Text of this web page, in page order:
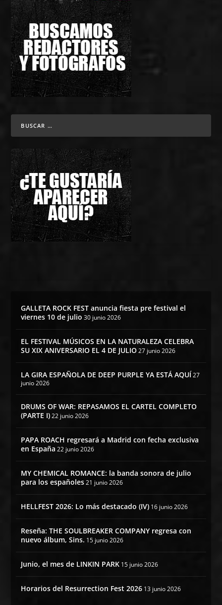
GALLETA ROCK FEST anuncia fiesta pre festival el
viernes 10 de julio 30 junio 2026
EL FESTIVAL MÚSICOS EN LA NATURALEZA CELEBRA
SU XIX ANIVERSARIO EL 4 DE JULIO 27 junio 2026
LA GIRA ESPAÑOLA DE DEEP PURPLE YA ESTÁ AQUÍ 27
junio 2026
DRUMS OF WAR: REPASAMOS EL CARTEL COMPLETO
(PARTE I) 22 junio 2026
PAPA ROACH regresará a Madrid con fecha exclusiva
en España 22 junio 2026
MY CHEMICAL ROMANCE: la banda sonora de julio
para los españoles 21 junio 2026
HELLFEST 2026: Lo más destacado (IV) 16 junio 2026
Reseña: THE SOULBREAKER COMPANY regresa con
nuevo álbum, Sins. 15 junio 2026
Junio, el mes de LINKIN PARK 15 junio 2026
Horarios del Resurrection Fest 2026 13 junio 2026